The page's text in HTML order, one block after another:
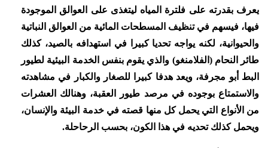
يعرف بقدرته على فلترة المياه ليتغذى على العوالق الموجودة
فيها، فيسهم في تنظيف المسطحات المائية من العوالق النباتية
والحيوانية، لكنه يواجه تحديا كبيرا في استهدافه بالصيد، كذلك
طائر النحام (الفلامنغو) والذي يقوم بنفس الخدمة البيئية لطيور
البط أبو مجرفة، ويعد هدفا كبيرا للصغار والكبار في مشاهدته
والاستمتاع بوجوده في مرصد طيور العقبة، وهنالك العشرات
من الأنواع التي يحمل كل منها قصته في خدمة البيئة والإنسان،
ويحمل كذلك تحديه في هذا الكون، بحسب الرحاحلة.